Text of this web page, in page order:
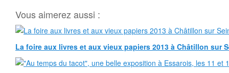
Vous aimerez aussi :
La foire aux livres et aux vieux papiers 2013 à Châtillon sur